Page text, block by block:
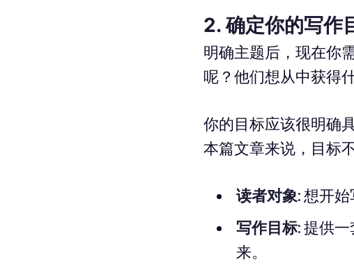
2. 确定你的写作
明确主题后，现在你
呢？他们想从中获得
你的目标应该很明确
本篇文章来说，目标
读者对象:想开
写作目标:提供
来。